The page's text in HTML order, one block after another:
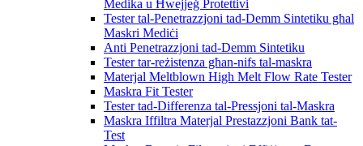
Medika u Ħwejjeġ Protettivi
Tester tal-Penetrazzjoni tad-Demm Sintetiku għal
Maskri Mediċi
Anti Penetrazzjoni tad-Demm Sintetiku
Tester tar-reżistenza għan-nifs tal-maskra
Materjal Meltblown High Melt Flow Rate Tester
Maskra Fit Tester
Tester tad-Differenza tal-Pressjoni tal-Maskra
Maskra Iffiltra Materjal Prestazzjoni Bank tat-
Test